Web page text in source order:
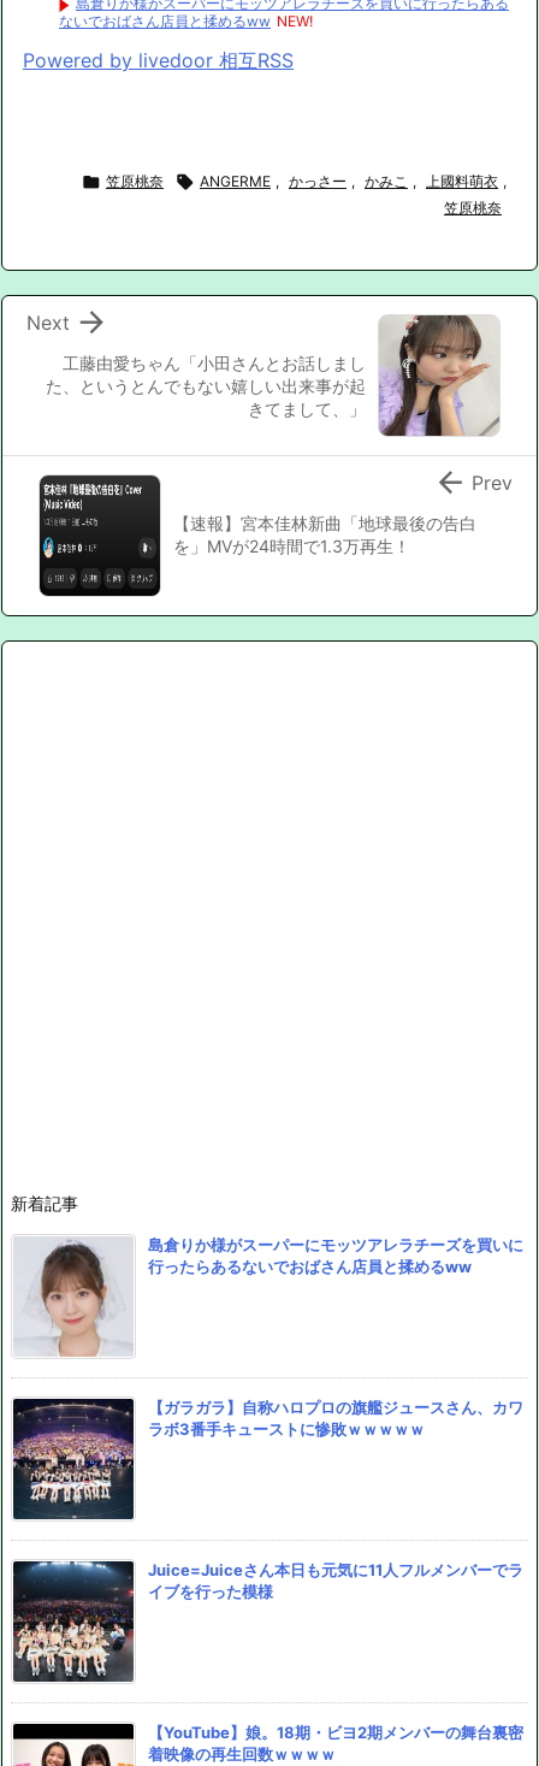
ないでおばさん店員と揉めるww NEW!
Powered by livedoor 相互RSS
 笠原桃奈  ANGERME , かっさー , かみこ , 上國料萌衣 ,
笠原桃奈
工藤由愛ちゃん「小田さんとお話しまし
た、というとんでもない嬉しい出来事が起
きてまして、」

Next
【速報】宮本佳林新曲「地球最後の告白
を」MVが24時間で1.3万再生！
 Prev
新着記事
島倉りか様がスーパーにモッツアレラチーズを買いに
行ったらあるないでおばさん店員と揉めるww
【ガラガラ】自称ハロプロの旗艦ジュースさん、カワ
ラボ3番手キューストに惨敗ｗｗｗｗｗ
Juice=Juiceさん本日も元気に11人フルメンバーでラ
イブを行った模様
【YouTube】娘。18期・ビヨ2期メンバーの舞台裏密
着映像の再生回数ｗｗｗｗ